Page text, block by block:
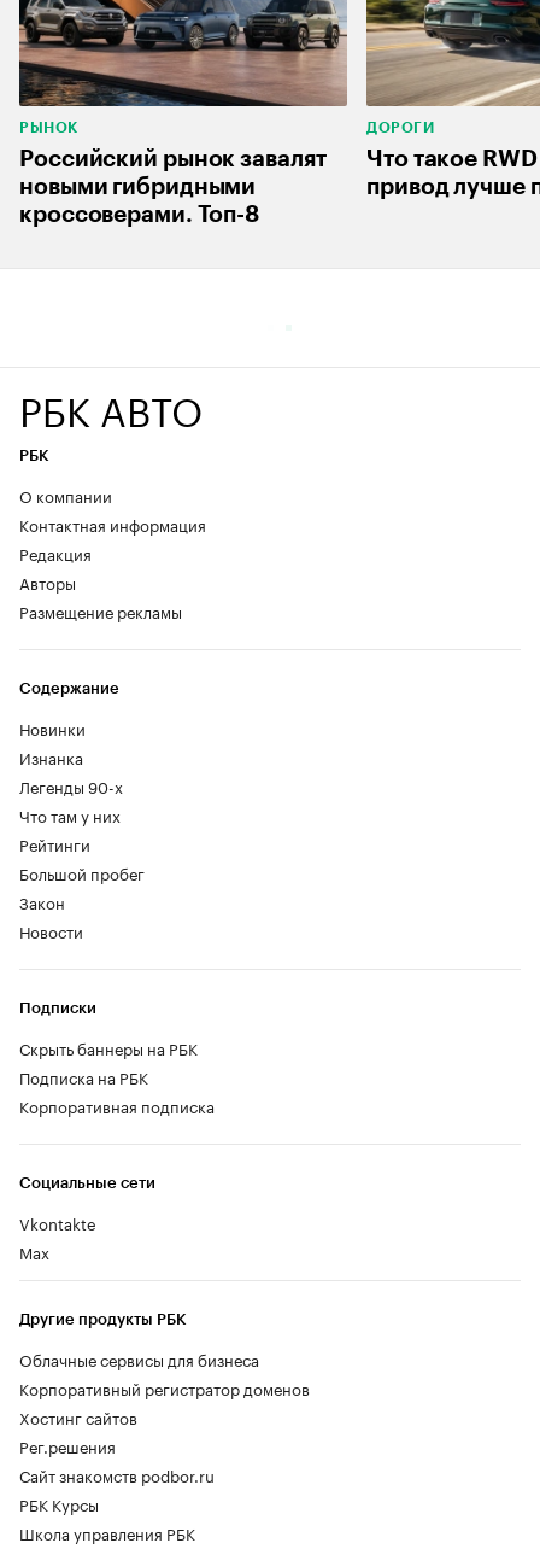
РЫНОК
Российский рынок завалят
новыми гибридными
кроссоверами. Топ-8
ДОРОГИ
Что такое
привод лучше
РБК АВТО
РБК
О компании
Контактная информация
Редакция
Авторы
Размещение рекламы
Содержание
Новинки
Изнанка
Легенды 90-х
Что там у них
Рейтинги
Большой пробег
Закон
Новости
Социальные сети
Vkontakte
Max
Другие продукты РБК
Облачные сервисы для бизнеса
Корпоративный регистратор доменов
Хостинг сайтов
Рег.решения
Сайт знакомств podbor.ru
РБК Курсы
Школа управления РБК
Подписки
Скрыть баннеры на РБК
Подписка на РБК
Корпоративная подписка